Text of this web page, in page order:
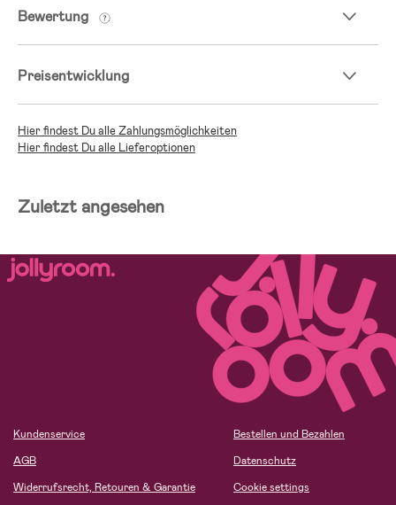
Bewertung
Preisentwicklung
Hier findest Du alle Zahlungsmöglichkeiten
Hier findest Du alle Lieferoptionen
Zuletzt angesehen
Kundenservice
AGB
Widerrufsrecht, Retouren & Garantie
Bestellen und Bezahlen
Datenschutz
Cookie settings